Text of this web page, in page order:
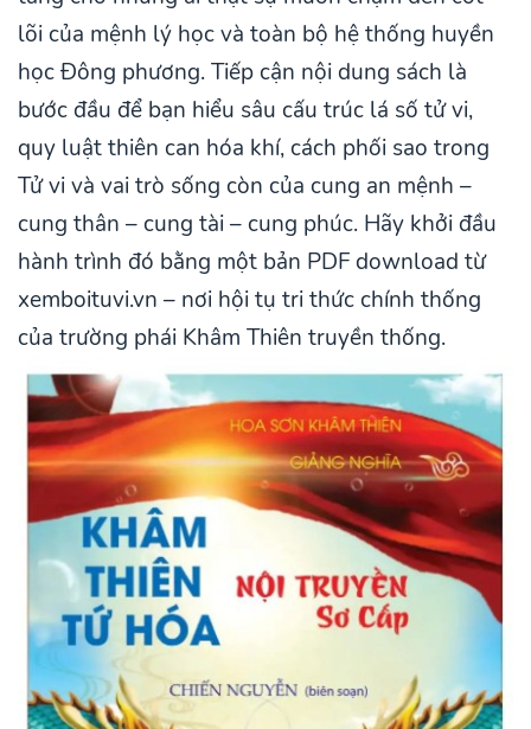
lõi của mệnh lý học và toàn bộ hệ thống huyền
học Đông phương. Tiếp cận nội dung sách là
bước đầu để bạn hiểu sâu cấu trúc lá số tử vi,
quy luật thiên can hóa khí, cách phối sao trong
Tử vi và vai trò sống còn của cung an mệnh –
cung thân – cung tài – cung phúc. Hãy khởi đầu
hành trình đó bằng một bản PDF download từ
xemboituvi.vn – nơi hội tụ tri thức chính thống
của trường phái Khâm Thiên truyền thống.